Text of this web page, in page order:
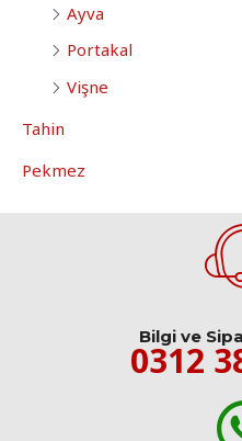
Ayva
Portakal
Vişne
Tahin
Pekmez
Bilgi ve
0312